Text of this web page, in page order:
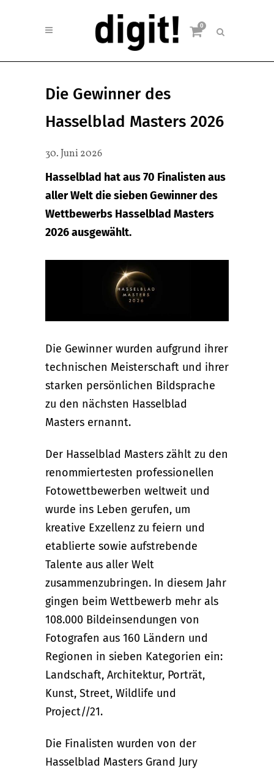
0
Die Gewinner des
Hasselblad Masters 2026
30. Juni 2026
Hasselblad hat aus 70 Finalisten aus
aller Welt die sieben Gewinner des
Wettbewerbs Hasselblad Masters
2026 ausgewählt.
Die Gewinner wurden aufgrund ihrer
technischen Meisterschaft und ihrer
starken persönlichen Bildsprache
zu den nächsten Hasselblad
Masters ernannt.
Der Hasselblad Masters zählt zu den
renommiertesten professionellen
Fotowettbewerben weltweit und
wurde ins Leben gerufen, um
kreative Exzellenz zu feiern und
etablierte sowie aufstrebende
Talente aus aller Welt
zusammenzubringen. In diesem Jahr
gingen beim Wettbewerb mehr als
108.000 Bildeinsendungen von
Fotografen aus 160 Ländern und
Regionen in sieben Kategorien ein:
Landschaft, Architektur, Porträt,
Kunst, Street, Wildlife und
Project//21.
Die Finalisten wurden von der
Hasselblad Masters Grand Jury